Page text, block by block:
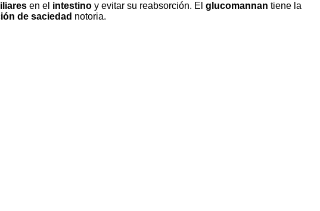
en el intestino y evitar su reabsorción. El glucomannan tiene la
de saciedad notoria.